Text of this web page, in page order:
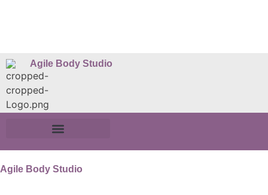
Agile Body Studio
Agile Body Studio